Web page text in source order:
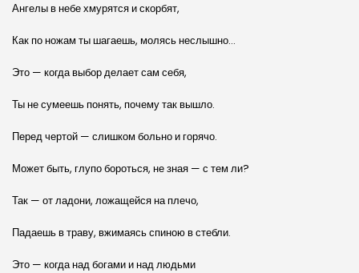
Ангелы в небе хмурятся и скорбят,
Как по ножам ты шагаешь, молясь неслышно…
Это — когда выбор делает сам себя,
Ты не сумеешь понять, почему так вышло.
Перед чертой — слишком больно и горячо.
Может быть, глупо бороться, не зная — с тем ли?
Так — от ладони, ложащейся на плечо,
Падаешь в траву, вжимаясь спиною в стебли.
Это — когда над богами и над людьми